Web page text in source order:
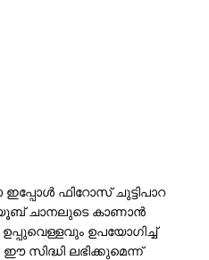
ഇപ്പോൾ ഫിറോസ് ചുട്ടിപാറ
ചാനലുടെ കാണാന്‍
ഉപയോഗിച്ച്
സിദ്ധി ലഭിക്കുമെന്ന്